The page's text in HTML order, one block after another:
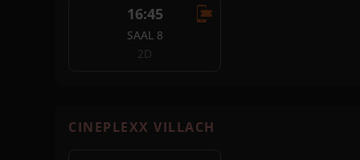
16:45
SAAL 8
2D
CINEPLEXX VILLACH